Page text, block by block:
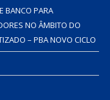
BANCO PARA
NO ÂMBITO DO
– PBA NOVO CICLO